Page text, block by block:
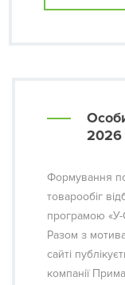
2026
Формування
товарообіг
програмою
Разом з
сайті
компанії